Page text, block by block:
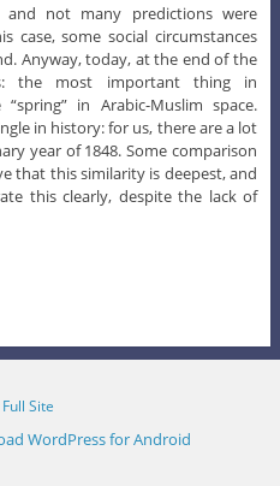
and not many predictions were
case, some social circumstances
Anyway, today, at the end of the
the most important thing in
in Arabic-Muslim space.
in history: for us, there are a lot
year of 1848. Some comparison
that this similarity is deepest, and
this clearly, despite the lack of
Site
WordPress for Android